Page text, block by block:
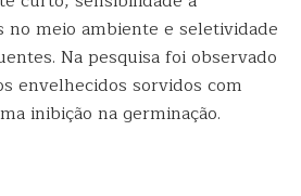
no meio ambiente e seletividade
Na pesquisa foi observado
envelhecidos sorvidos com
inibição na germinação.